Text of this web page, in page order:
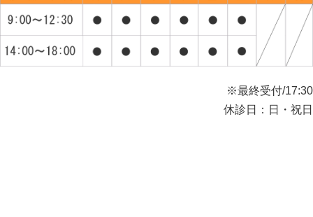
※最終受付/17:30
休診日：日・祝日